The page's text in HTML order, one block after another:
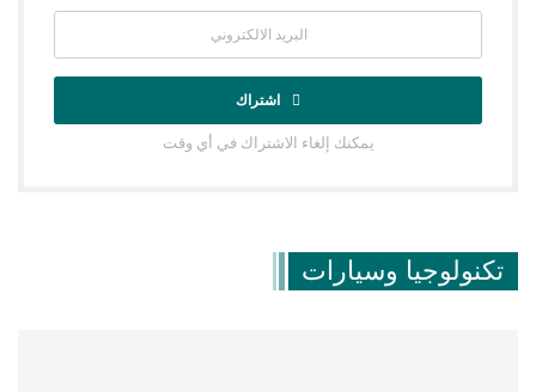
اشتراك
يمكنك إلغاء الاشتراك في أي وقت
تكنولوجيا وسيارات